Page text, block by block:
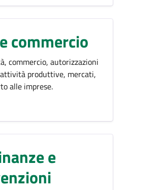
commercio
commercio, autorizzazioni
produttive, mercati,
alle imprese.
e